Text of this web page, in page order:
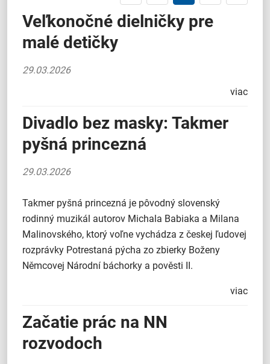
Veľkonočné dielničky pre
malé detičky
29.03.2026
viac
Divadlo bez masky: Takmer
pyšná princezná
29.03.2026
Takmer pyšná princezná je pôvodný slovenský
rodinný muzikál autorov Michala Babiaka a Milana
Malinovského, ktorý voľne vychádza z českej ľudovej
rozprávky Potrestaná pýcha zo zbierky Boženy
Němcovej Národní báchorky a pověsti II.
viac
Začatie prác na NN
rozvodoch